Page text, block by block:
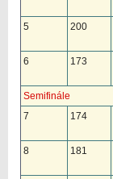
5
200
6 173
Semifinále
7
174
8
181